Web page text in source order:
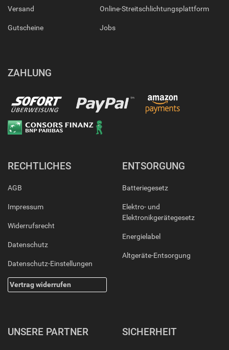
Versand
Gutscheine
Online-Streitschlichtungsplattform
Jobs
ZAHLUNG
RECHTLICHES
AGB
Impressum
Widerrufsrecht
Datenschutz
Datenschutz-Einstellungen
Vertrag widerrufen
ENTSORGUNG
Batteriegesetz
Elektro- und
Elektronikgerätegesetz
Energielabel
Altgeräte-Entsorgung
UNSERE PARTNER SICHERHEIT